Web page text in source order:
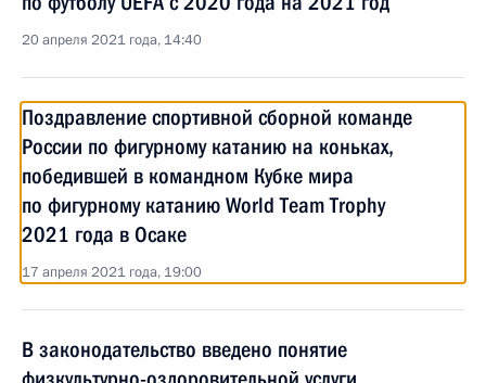
20 апреля 2021 года, 14:40
Поздравление спортивной сборной команде
России по фигурному катанию на коньках,
победившей в командном Кубке мира
по фигурному катанию World Team Trophy
2021 года в Осаке
17 апреля 2021 года, 19:00
В законодательство введено понятие